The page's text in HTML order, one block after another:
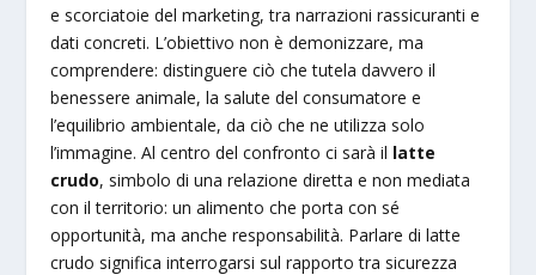
e scorciatoie del marketing, tra narrazioni rassicuranti e
dati concreti. L’obiettivo non è demonizzare, ma
comprendere: distinguere ciò che tutela davvero il
benessere animale, la salute del consumatore e
l’equilibrio ambientale, da ciò che ne utilizza solo
l’immagine. Al centro del confronto ci sarà il latte
crudo, simbolo di una relazione diretta e non mediata
con il territorio: un alimento che porta con sé
opportunità, ma anche responsabilità. Parlare di latte
crudo significa interrogarsi sul rapporto tra sicurezza